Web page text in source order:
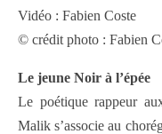
Vidéo : Fabien Coste
© crédit photo : Fabien
Le jeune Noir à l’épée
Le poétique rappeur
Malik s’associe au